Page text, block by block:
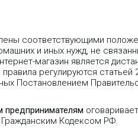
соответствующими
и иных нужд, не
магазин является
регулируются статьей
Постановлением
Кодексом РФ.